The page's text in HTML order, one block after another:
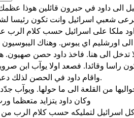
ملكا على اسرائيل حسب كلام الرب
واقام داود في الحصن لذلك دعوه مدينة داود.
وكان داود يتزايد متعظما